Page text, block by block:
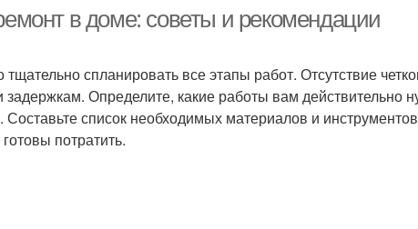
в доме: советы и рекомендации
спланировать все этапы работ. Отсутствие
Определите, какие работы вам действительно
список необходимых материалов и
потратить.